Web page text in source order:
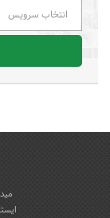
انتخاب سرویس